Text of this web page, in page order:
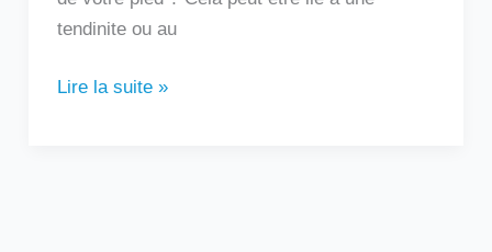
tendinite ou au
Lire la suite »